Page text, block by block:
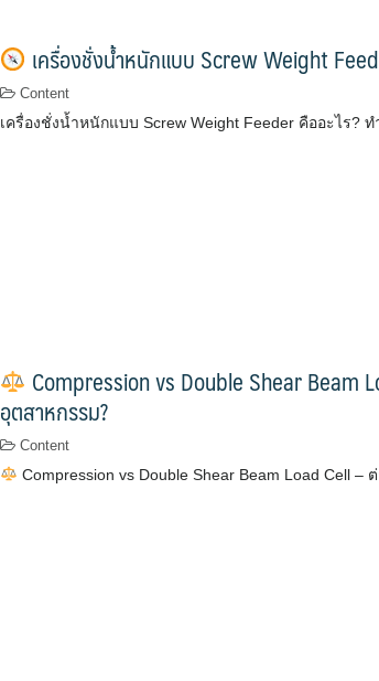
เครื่องชั่งน้ำหนักแบบ Screw Weight
Content
เครื่องชั่งน้ำหนักแบบ Screw Weight Feeder คืออะไร?
Compression vs Double Shear Beam
อุตสาหกรรม?
Content
Compression vs Double Shear Beam Load Cell –